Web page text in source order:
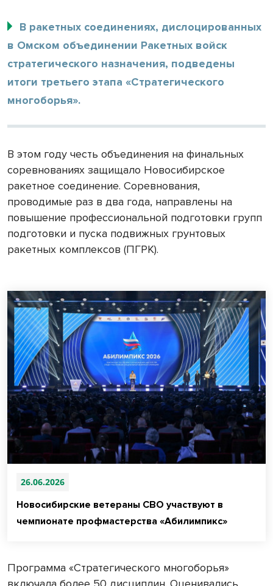
В ракетных соединениях, дислоцированных
в Омском объединении Ракетных войск
стратегического назначения, подведены
итоги третьего этапа «Стратегического
многоборья».
В этом году честь объединения на финальных
соревнованиях защищало Новосибирское
ракетное соединение. Соревнования,
проводимые раз в два года, направлены на
повышение профессиональной подготовки групп
подготовки и пуска подвижных грунтовых
ракетных комплексов (ПГРК).
26.06.2026
Новосибирские ветераны СВО участвуют в
чемпионате профмастерства «Абилимпикс»
Программа «Стратегического многоборья»